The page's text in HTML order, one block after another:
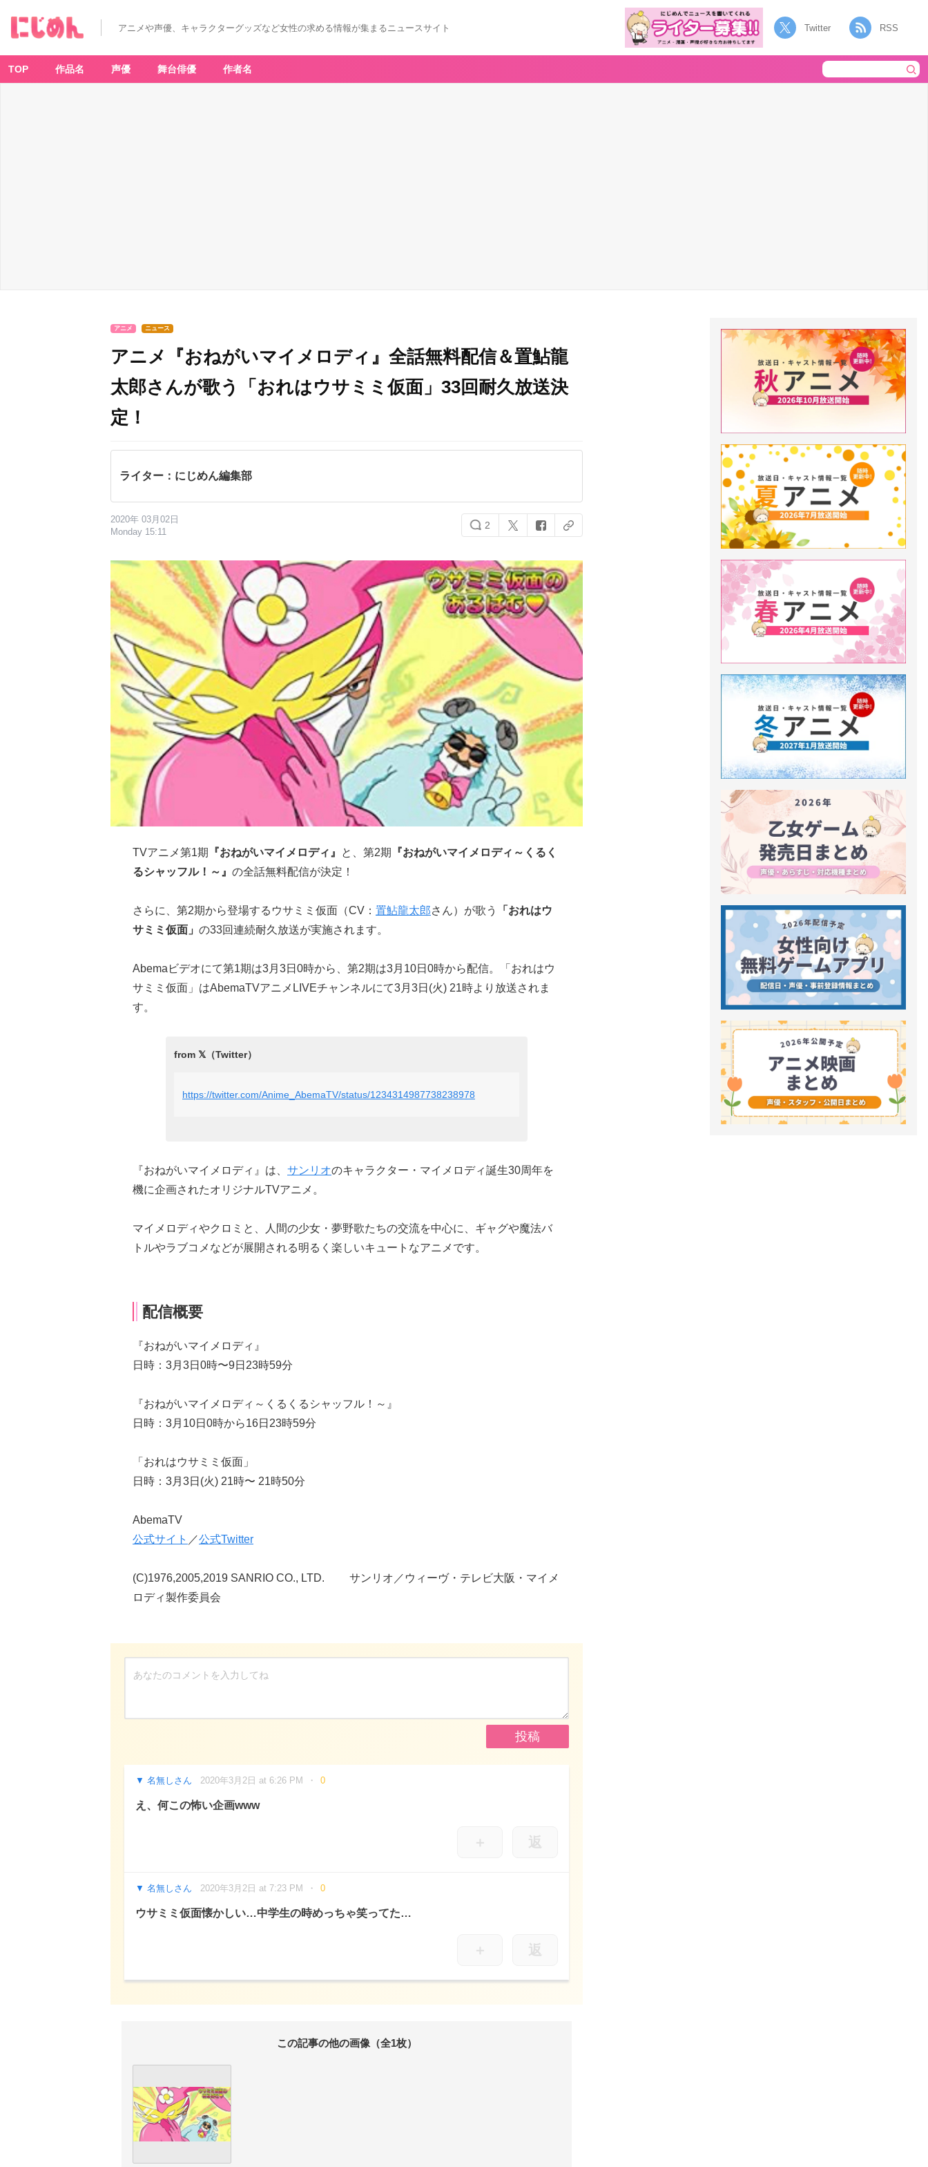
アニメや声優、キャラクターグッズなど女性の求める情報が集まるニュースサイト Twitter RSS
TOP 作品名 声優 舞台俳優 作者名
アニメ ニュース
アニメ『おねがいマイメロディ』全話無料配信＆置鮎龍
太郎さんが歌う「おれはウサミミ仮面」33回耐久放送決
定！
ライター：にじめん編集部
2020年 03月02日
Monday 15:11
2
TVアニメ第1期 『おねがいマイメロディ』 と、第2期
『おねがいマイメロディ～くるく
るシャッフル！～』 の全話無料配信が決定！
さらに、第2期から登場するウサミミ仮面（CV： 置鮎龍太郎さん）が歌う
「おれはウ
サミミ仮面」 の33回連続耐久放送が実施されます。
Abemaビデオにて第1期は3月3日0時から、第2期は3月10日0時から配信。「おれはウ
サミミ仮面」はAbemaTVアニメLIVEチャンネルにて3月3日(火) 21時より放送されま
す。
https://twitter.com/Anime_AbemaTV/status/1234314987738238978
『おねがいマイメロディ』は、 サンリオのキャラクター・マイメロディ誕生30周年を
機に企画されたオリジナルTVアニメ。
マイメロディやクロミと、人間の少女・夢野歌たちの交流を中心に、ギャグや魔法バ
トルやラブコメなどが展開される明るく楽しいキュートなアニメです。
配信概要
『おねがいマイメロディ』
日時：3月3日0時〜9日23時59分
『おねがいマイメロディ～くるくるシャッフル！～』
日時：3月10日0時から16日23時59分
「おれはウサミミ仮面」
日時：3月3日(火) 21時〜 21時50分
AbemaTV
公式サイト ／公式Twitter
(C)1976,2005,2019 SANRIO CO., LTD. サンリオ／ウィーヴ・テレビ大阪・マイメ
ロディ製作委員会
名無しさん 2020年3月2日 at 6:26 PM 0
え、何この怖い企画www
＋ 返
名無しさん 2020年3月2日 at 7:23 PM 0
ウサミミ仮面懐かしい…中学生の時めっちゃ笑ってた…
＋ 返
この記事の他の画像（全1枚）